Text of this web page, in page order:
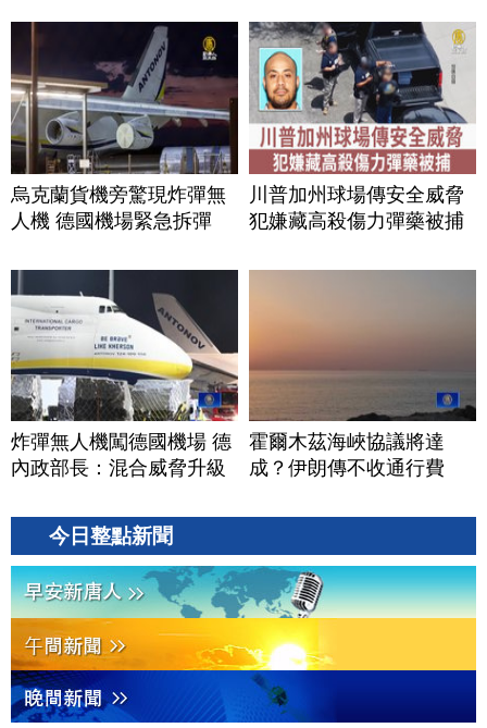
烏克蘭貨機旁驚現炸彈無
人機 德國機場緊急拆彈
川普加州球場傳安全威脅
犯嫌藏高殺傷力彈藥被捕
炸彈無人機闖德國機場 德
內政部長：混合威脅升級
霍爾木茲海峽協議將達
成？伊朗傳不收通行費
今日整點新聞